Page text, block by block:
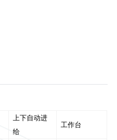
上下自动进
给
工作台